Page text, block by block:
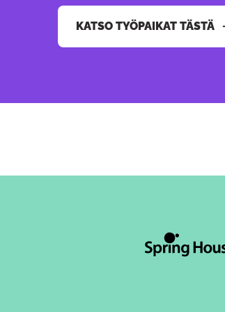
KATSO TYÖPAIKAT TÄSTÄ